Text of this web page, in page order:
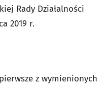
Rady Działalności
2019 r.
z wymienionych